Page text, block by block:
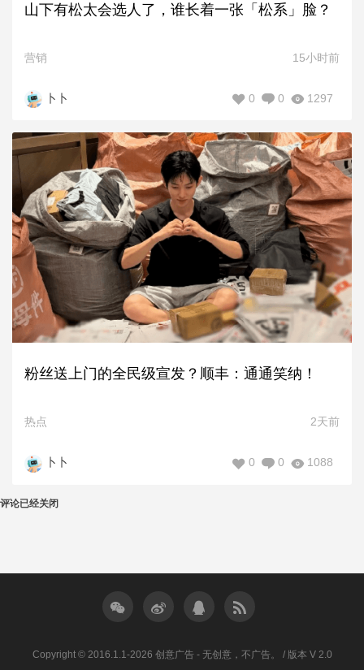
山下有松太会选人了，谁长着一张「松系」脸？
营销 15小时前
卜卜 1297
0
0
粉丝送上门的全民级宣发？顺丰：通通笑纳！
热点 2天前
卜卜 1088
0
0
评论已经关闭
Copyright © 2016.1.1-2026 创意广告 - 无创意，不广告。 / 版本 V 2.0